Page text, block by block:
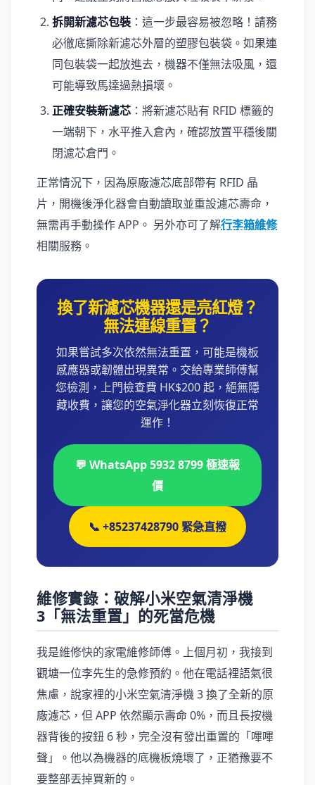
拆開新濾芯包裝 ：這一步最容易被忽略！請務
必徹底撕除新濾芯外層的塑膠包裝袋。如果連
同包裝袋一起放進去，機器不僅無法吸風，還
可能導致馬達過熱損壞。
正確安裝新濾芯 ：將新濾芯貼有 RFID 標籤的
一端朝下，水平推入倉內，確認放置平穩後關
閉濾芯倉門。
正常情況下，因為原廠濾芯底部帶有 RFID 晶
片，開機後淨化器會自動讀取並重設濾芯壽命，
無需再手動操作 APP。 另外亦可了解行李箱維修
相關服務。
換了新濾芯機器還是亮紅燈？
無法連線重置？
如果嘗試多次依然無法重置，可能是機板
感應器或韌體出現異常。交給專業師傅幫
您檢測，上門檢查費 HK$200 起，絕無隱
藏收費，讓您的空氣淨化器立刻恢復正常
運作！
💬 WhatsApp 5932 8799 極速報
價
📞 +85237428790 緊急直撥
維修實錄：破解小米空氣清淨機
3「無法重置」的死當危機
我是維修快的家電維修師傅。上個月初，我接到
觀塘一位李先生的急修預約。他在電話裡語氣很
焦慮，說家裡的小米空氣清淨機 3 換了全新的原
廠濾芯，但 APP 依然顯示壽命 0%，而且長按機
器背後的按鈕 6 秒，完全沒有發出重置的「嗶嗶
聲」。他以為機器的底機板燒壞了，正猶豫要不
要整部丟掉買新的。